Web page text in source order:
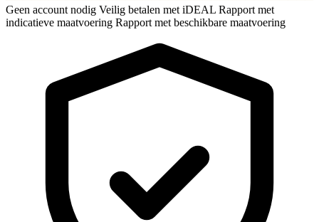
Geen account nodig Veilig betalen met iDEAL Rapport met
indicatieve maatvoering Rapport met beschikbare maatvoering